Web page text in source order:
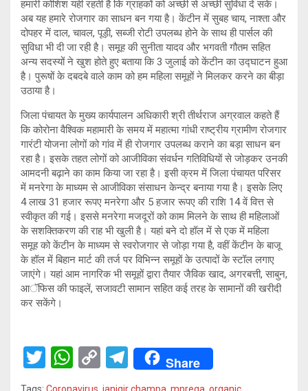
हमारी कोशिश यही रहती है कि ग्राहकों को अच्छी से अच्छी सुविधा दे सकें।
अब यह हमारे रोजगार का साधन बन गया है। केंटीन में सुबह चाय, नाश्ता और
दोपहर में दाल, चावल, पूड़ी, सब्जी रोटी उपलब्ध होने के साथ ही पार्सल की
सुविधा भी दी जा रही है। समूह की सुनीता यादव और भगवती गौतम सहित
अन्य सदस्यों ने खुश होते हुए बताया कि 3 जुलाई को केंटीन का उद्घाटन हुआ
है। पुरूषों के दबदबे वाले काम को हम महिला समूहों ने मिलकर करने का बीड़ा
उठाया है।
जिला पंचायत के मुख्य कार्यपालन अधिकारी श्री तीर्थराज अग्रवाल कहते हैं
कि कोरोना वैश्विक महामारी के समय में महात्मा गांधी राष्ट्रीय ग्रामीण रोजगार
गारंटी योजना लोगों को गांव में ही रोजगार उपलब्ध कराने का बड़ा साधन बन
रहा है। इसके तहत लोगों को आजीविका संवर्धन गतिविधियों से जोड़कर उनकी
आमदनी बढ़ाने का काम किया जा रहा है। इसी क्रम में जिला पंचायत परिसर
में मनरेगा के माध्यम से आजीविका संसाधन केन्द्र बनाया गया है। इसके लिए
4 लाख 31 हजार रूपए मनरेगा और 5 हजार रूपए की राशि 14 वें वित्त से
स्वीकृत की गई। इससे मनरेगा मजदूरों को काम मिलने के साथ ही महिलाओं
के सशक्तिकरण की राह भी खुली है। यहां बने दो हॉल में से एक में महिला
समूह को केंटीन के माध्यम से स्वरोजगार से जोड़ा गया है, वहीं केंटीन के बाजू
के हॉल में बिहान मार्ट की तर्ज पर विभिन्न समूहों के उत्पादों के स्टॉल लगाए
जाएंगे। यहां आम नागरिक भी समूहों द्वारा तैयार जैविक खाद, अगरबत्ती, साबुन,
आॅफिस की फाइलें, सजावटी सामान सहित कई तरह के सामानों की खरीदी
कर सकेंगे।
T
wi
W
h
C
o
T
el
Share
Tags: Coronavirus, janjgir champa, mnrega, organic,